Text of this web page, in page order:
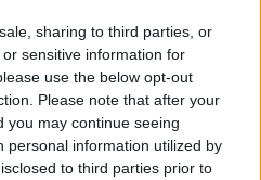
sharing to third parties, or
sensitive information for
use the below opt-out
Please note that after your
you may continue seeing
personal information utilized by
to third parties prior to
0 reacties